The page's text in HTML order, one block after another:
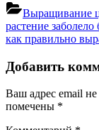
Выращивание
Навигация
по
записям
Previous
Post:
растение заболело
Next
как правильно
Добавить
Ваш адрес email не
помечены *